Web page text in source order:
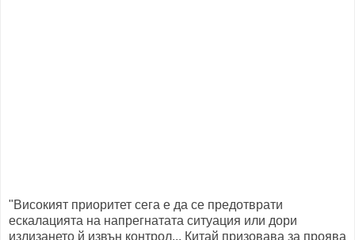
"Високият приоритет сега е да се предотврати
ескалацията на напрегнатата ситуация или дори
излизането й извън контрол... Китай призовава за проява